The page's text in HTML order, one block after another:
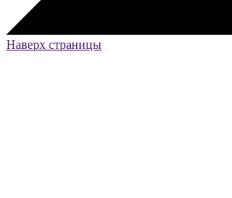
Наверх страницы